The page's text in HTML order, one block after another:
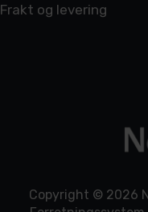
Frakt og levering
Copyright © 2026